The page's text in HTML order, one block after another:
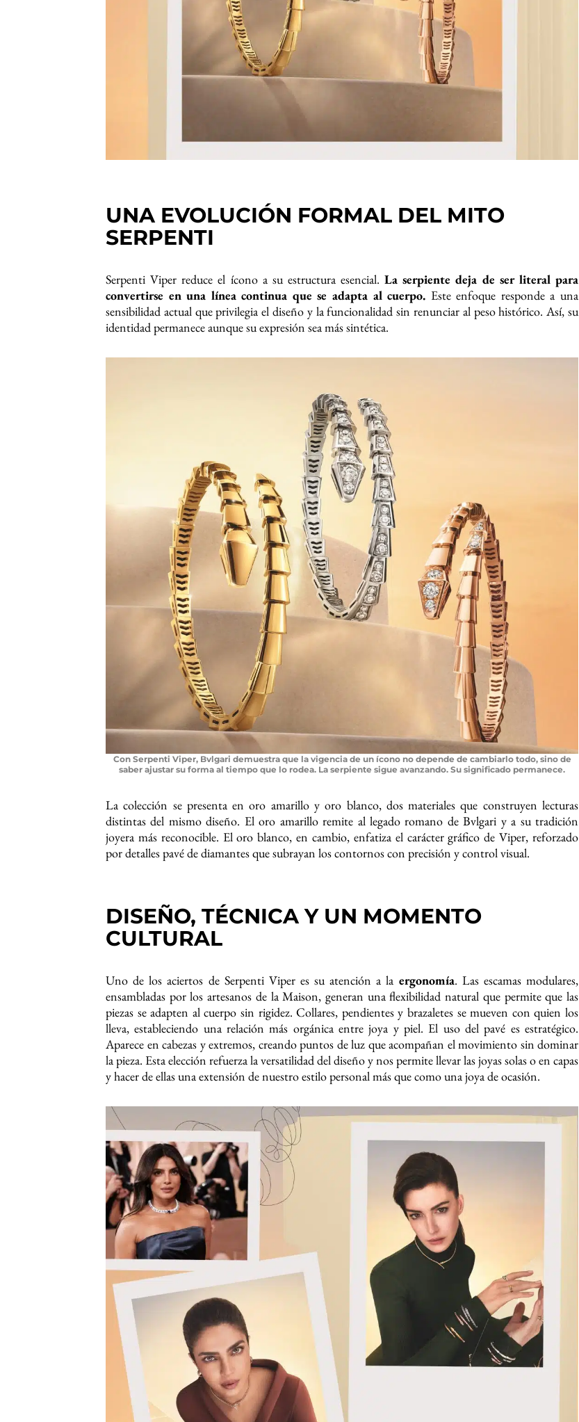
UNA EVOLUCIÓN FORMAL DEL MITO
SERPENTI
Serpenti Viper reduce el ícono a su estructura esencial.La serpiente deja de ser literal para
convertirse en una línea continua que se adapta al cuerpo. Este enfoque responde a una
sensibilidad actual que privilegia el diseño y la funcionalidad sin renunciar al peso histórico. Así, su
identidad permanece aunque su expresión sea más sintética.
Con Serpenti Viper, Bvlgari demuestra que la vigencia de un ícono no depende de cambiarlo todo, sino de
saber ajustar su forma al tiempo que lo rodea. La serpiente sigue avanzando. Su significado permanece.
La colección se presenta en oro amarillo y oro blanco, dos materiales que construyen lecturas
distintas del mismo diseño. El oro amarillo remite al legado romano de Bvlgari y a su tradición
joyera más reconocible. El oro blanco, en cambio, enfatiza el carácter gráfico de Viper, reforzado
por detalles pavé de diamantes que subrayan los contornos con precisión y control visual.
DISEÑO, TÉCNICA Y UN MOMENTO
CULTURAL
Uno de los aciertos de Serpenti Viper es su atención a la ergonomía. Las escamas modulares,
ensambladas por los artesanos de la Maison, generan una flexibilidad natural que permite que las
piezas se adapten al cuerpo sin rigidez. Collares, pendientes y brazaletes se mueven con quien los
lleva, estableciendo una relación más orgánica entre joya y piel. El uso del pavé es estratégico.
Aparece en cabezas y extremos, creando puntos de luz que acompañan el movimiento sin dominar
la pieza. Esta elección refuerza la versatilidad del diseño y nos permite llevar las joyas solas o en capas
y hacer de ellas una extensión de nuestro estilo personal más que como una joya de ocasión.